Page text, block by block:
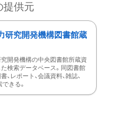
提供元
研究開発機構図書館蔵
開発機構の中央図書館所蔵資
検索データベース。同図書館
、レポート、会議資料、雑誌、
きる。